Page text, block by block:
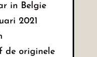
in Belgie
2021
de originele